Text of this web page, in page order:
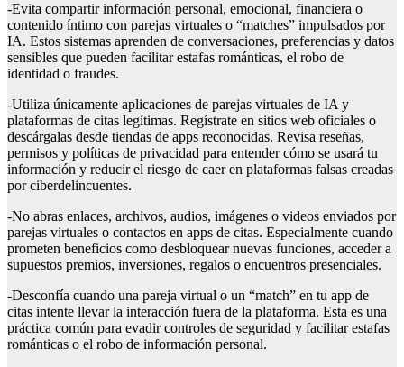
-Evita compartir información personal, emocional, financiera o
contenido íntimo con parejas virtuales o “matches” impulsados por
IA. Estos sistemas aprenden de conversaciones, preferencias y datos
sensibles que pueden facilitar estafas románticas, el robo de
identidad o fraudes.
-Utiliza únicamente aplicaciones de parejas virtuales de IA y
plataformas de citas legítimas. Regístrate en sitios web oficiales o
descárgalas desde tiendas de apps reconocidas. Revisa reseñas,
permisos y políticas de privacidad para entender cómo se usará tu
información y reducir el riesgo de caer en plataformas falsas creadas
por ciberdelincuentes.
-No abras enlaces, archivos, audios, imágenes o videos enviados por
parejas virtuales o contactos en apps de citas. Especialmente cuando
prometen beneficios como desbloquear nuevas funciones, acceder a
supuestos premios, inversiones, regalos o encuentros presenciales.
-Desconfía cuando una pareja virtual o un “match” en tu app de
citas intente llevar la interacción fuera de la plataforma. Esta es una
práctica común para evadir controles de seguridad y facilitar estafas
románticas o el robo de información personal.